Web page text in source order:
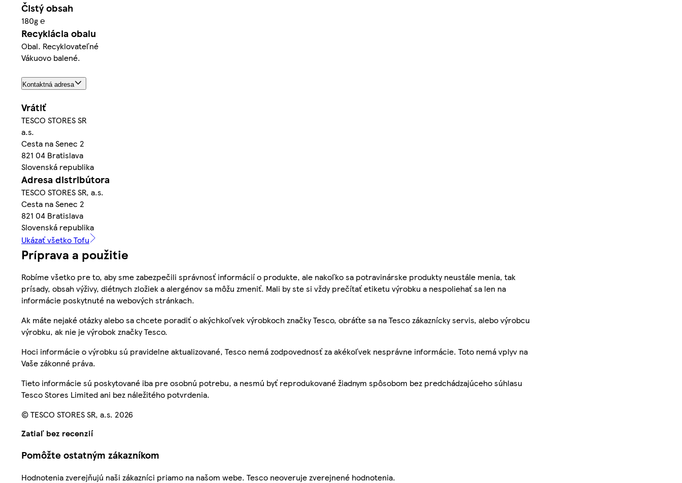
Čistý obsah
180g ℮
Recyklácia obalu
Obal. Recyklovateľné
Vákuovo balené.
Kontaktná adresa
Vrátiť
TESCO STORES SR
a.s.
Cesta na Senec 2
821 04 Bratislava
Slovenská republika
Adresa distribútora
TESCO STORES SR, a.s.
Cesta na Senec 2
821 04 Bratislava
Slovenská republika
Ukázať všetko Tofu
Príprava a použitie
Robíme všetko pre to, aby sme zabezpečili správnosť informácií o produkte, ale nakoľko sa potravinárske produkty neustále menia, tak
prísady, obsah výživy, diétnych zložiek a alergénov sa môžu zmeniť. Mali by ste si vždy prečítať etiketu výrobku a nespoliehať sa len na
informácie poskytnuté na webových stránkach.
Ak máte nejaké otázky alebo sa chcete poradiť o akýchkoľvek výrobkoch značky Tesco, obráťte sa na Tesco zákaznícky servis, alebo výrobcu
výrobku, ak nie je výrobok značky Tesco.
Hoci informácie o výrobku sú pravidelne aktualizované, Tesco nemá zodpovednosť za akékoľvek nesprávne informácie. Toto nemá vplyv na
Vaše zákonné práva.
Tieto informácie sú poskytované iba pre osobnú potrebu, a nesmú byť reprodukované žiadnym spôsobom bez predchádzajúceho súhlasu
Tesco Stores Limited ani bez náležitého potvrdenia.
© TESCO STORES SR, a.s. 2026
Zatiaľ bez recenzií
Pomôžte ostatným zákazníkom
Hodnotenia zverejňujú naši zákazníci priamo na našom webe. Tesco neoveruje zverejnené hodnotenia.